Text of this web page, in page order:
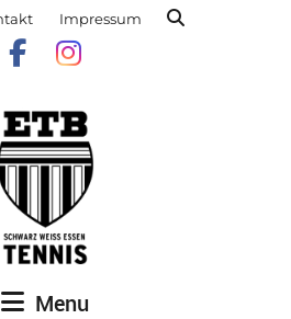
Impressum
Menu